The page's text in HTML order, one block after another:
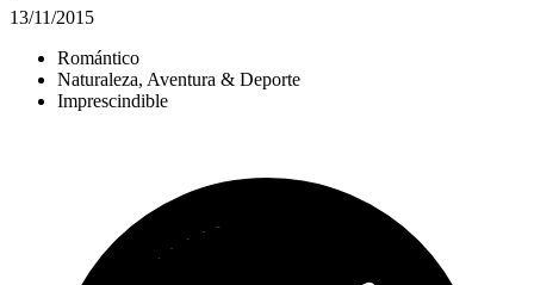
13/11/2015
Romántico
Naturaleza, Aventura & Deporte
Imprescindible